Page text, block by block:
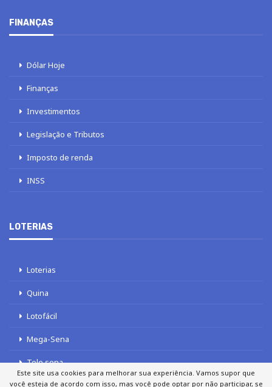
FINANÇAS
Dólar Hoje
Finanças
Investimentos
Legislação e Tributos
Imposto de renda
INSS
LOTERIAS
Loterias
Quina
Lotofácil
Mega-Sena
Tele sena
Este site usa cookies para melhorar sua experiência. Vamos supor que
você esteja de acordo com isso, mas você pode optar por não participar, se